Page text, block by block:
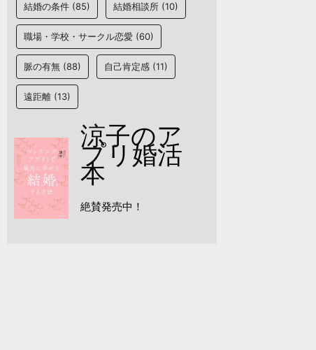
結婚の条件 (85) 結婚相談所 (10)
職場・学校・サークル恋愛 (60)
脈の有無 (88) 自己肯定感 (11)
遠距離 (13)
涼子のア
プリ婚活
本
絶賛発売中！